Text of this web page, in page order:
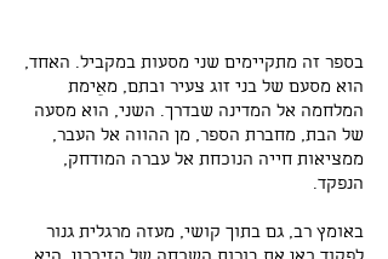
בספר זה מתקיימים שני מסעות במקביל. האחד,
הוא מסעם של בני זוג צעיר ובתם, מאֵימת
המלחמה אל המדינה שבדרך. השני, הוא מסעה
של הבת, מחברת הספר, מן ההווה אל העבר,
ממציאות חייה הנוכחת אל עברה המודחק,
הנפקד.
באומץ רב, גם בתוך קושי, מעזה מרגלית גנור